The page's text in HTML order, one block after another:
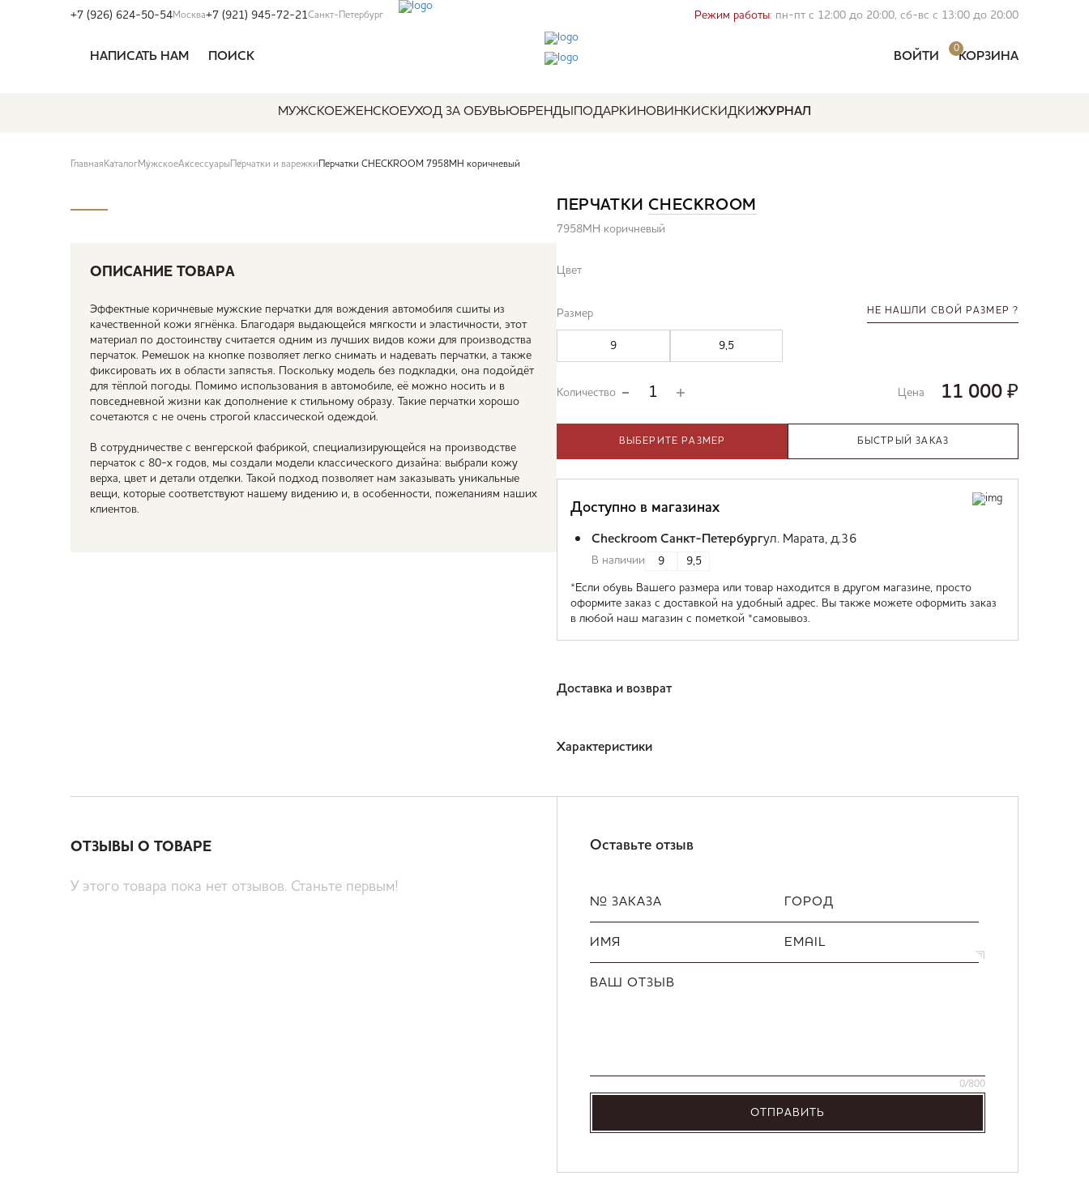
+7 (926) 624-50-54Москва+7 (921) 945-72-21Санкт-Петербург Режим работы: пн-пт с 12:00 до 20:00, сб-вс с 13:00 до 20:00
НАПИСАТЬ НАМ ПОИСК ВОЙТИ
0
КОРЗИНА
МУЖСКОЕЖЕНСКОЕУХОД ЗА ОБУВЬЮБРЕНДЫ ПОДАРКИ НОВИНКИСКИДКИЖУРНАЛ
Главная КаталогМужскоеАксессуары Перчатки и варежки Перчатки CHECKROOM 7958MH коричневый
ОПИСАНИЕ ТОВАРА
Эффектные коричневые мужские перчатки для вождения автомобиля сшиты из
качественной кожи ягнёнка. Благодаря выдающейся мягкости и эластичности, этот
материал по достоинству считается одним из лучших видов кожи для производства
перчаток. Ремешок на кнопке позволяет легко снимать и надевать перчатки, а также
фиксировать их в области запястья. Поскольку модель без подкладки, она подойдёт
для тёплой погоды. Помимо использования в автомобиле, её можно носить и в
повседневной жизни как дополнение к стильному образу. Такие перчатки хорошо
сочетаются с не очень строгой классической одеждой.
В сотрудничестве с венгерской фабрикой, специализирующейся на производстве
перчаток с 80-х годов, мы создали модели классического дизайна: выбрали кожу
верха, цвет и детали отделки. Такой подход позволяет нам заказывать уникальные
вещи, которые соответствуют нашему видению и, в особенности, пожеланиям наших
клиентов.
ПЕРЧАТКИ CHECKROOM
7958MH коричневый
Цвет
Размер НЕ НАШЛИ СВОЙ РАЗМЕР ?
9 9,5
Количество Цена 11 000 ₽
ВЫБЕРИТЕ РАЗМЕР БЫСТРЫЙ ЗАКАЗ
Доступно в магазинах
Checkroom Санкт-Петербургул. Марата, д.36
В наличии 9 9,5
*Если обувь Вашего размера или товар находится в другом магазине, просто
оформите заказ с доставкой на удобный адрес. Вы также можете оформить заказ
в любой наш магазин с пометкой *самовывоз.
Доставка и возврат
Характеристики
ОТЗЫВЫ О ТОВАРЕ
У этого товара пока нет отзывов. Станьте первым!
Оставьте отзыв
№ ЗАКАЗА ГОРОД
ИМЯ EMAIL
ВАШ ОТЗЫВ
0/800
ОТПРАВИТЬ